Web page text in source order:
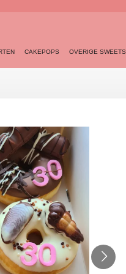
CAKEPOPS OVERIGE SWEETS